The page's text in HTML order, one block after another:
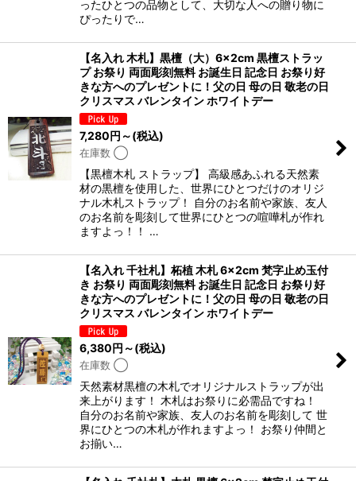
ったひとつの品物として、大切な人への贈り物に
ぴったりで…
【名入れ 木札】黒檀（大）6×2cm 黒檀ストラッ
プ お祭り 両面彫刻無料 お誕生日 記念日 お祭り好
きな方へのプレゼントに！父の日 母の日 敬老の日
クリスマス バレンタイン ホワイトデー
7,280円 ～(税込)
在庫数 ◯
【黒檀木札 ストラップ】 高級感あふれる天然素
材の黒檀を使用した、世界にひとつだけのオリジ
ナル木札ストラップ！ 自分のお名前や家族、友人
のお名前を彫刻して世界にひとつの喧嘩札が作れ
ますよっ！！ …
【名入れ 千社札】柘植 木札 6×2cm 梵字止め玉付
き お祭り 両面彫刻無料 お誕生日 記念日 お祭り好
きな方へのプレゼントに！父の日 母の日 敬老の日
クリスマス バレンタイン ホワイトデー
6,380円 ～(税込)
在庫数 ◯
天然素材黒檀の木札でオリジナルストラップが出
来上がります！ 木札はお祭りに必需品ですね！
自分のお名前や家族、友人のお名前を彫刻して 世
界にひとつの木札が作れますよっ！ お祭り仲間と
お揃い…